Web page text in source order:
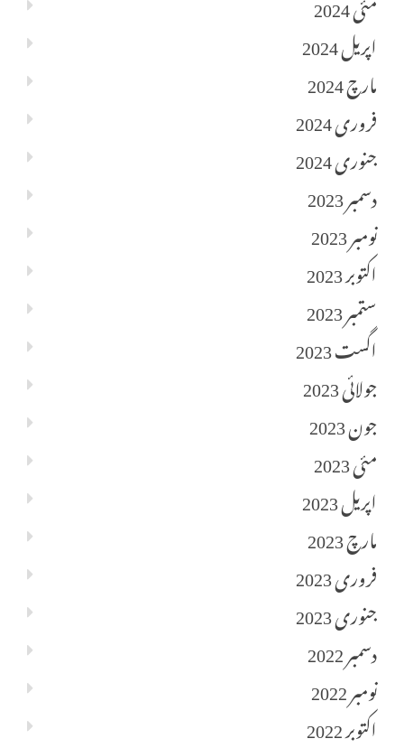
اپریل 2024
مارچ 2024
فروری 2024
جنوری 2024
دسمبر 2023
نومبر 2023
اکتوبر 2023
ستمبر 2023
اگست 2023
جولائی 2023
جون 2023
مئی 2023
اپریل 2023
مارچ 2023
فروری 2023
جنوری 2023
دسمبر 2022
نومبر 2022
اکتوبر 2022